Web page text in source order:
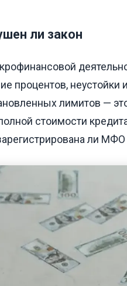
ли закон
процентов,
лимитов —
стоимости
ли